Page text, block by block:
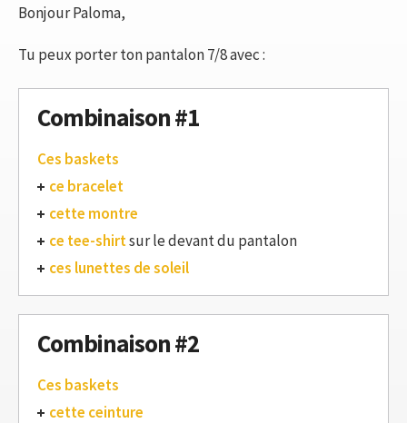
Bonjour Paloma,
Tu peux porter ton pantalon 7/8 avec :
Combinaison #1
Ces baskets
ce bracelet
cette montre
ce tee-shirtsur le devant du pantalon
ces lunettes de soleil
Combinaison #2
Ces baskets
cette ceinture